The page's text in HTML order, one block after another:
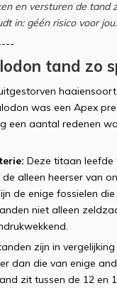
en versturen de tand
in: géén risico voor jou.
tand zo
was een Apex
een aantal redenen
Deze titaan leefde
alleen heerser van
de enige fossielen
niet alleen
zijn in
dan die van enige
zit tussen de 12 en